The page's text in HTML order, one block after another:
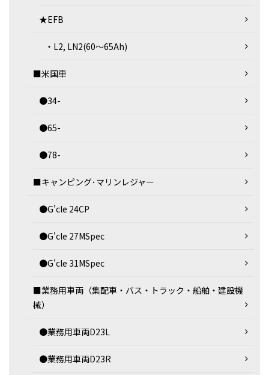
★EFB
・L2, LN2(60～65Ah)
■米国車
●34-
●65-
●78-
■キャンピング･マリンレジャー
●G'cle 24CP
●G'cle 27MSpec
●G'cle 31MSpec
■業務用車両（集配車・バス・トラック・船舶・建設機
械）
●業務用車両D23L
●業務用車両D23R